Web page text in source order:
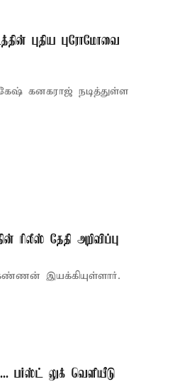
புதிய புரோமோவை
கனகராஜ் நடித்துள்ள
ரிலீஸ் தேதி அறிவிப்பு
இயக்கியுள்ளார்.
பர்ஸ்ட் லுக் வெளியீடு